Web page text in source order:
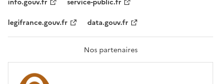
F
A
T
R
info.gouv.fr
service-public.fr
legifrance.gouv.fr
data.gouv.fr
Nos partenaires